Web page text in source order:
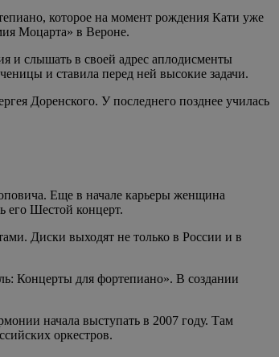
которое на момент рождения Кати уже
Моцарта» в Вероне.
и слышать в своей адрес аплодисменты
и ставила перед ней высокие задачи.
Доренского. У последнего позднее училась
Еще в начале карьеры женщина
его Шестой концерт.
Диски выходят не только в России и в
Концерты для фортепиано». В создании
начала выступать в 2007 году. Там
оркестров.